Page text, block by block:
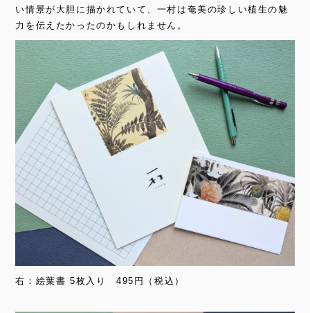
い情景が大胆に描かれていて、一村は奄美の珍しい植生の魅
力を伝えたかったのかもしれません。
右：絵葉書 5枚入り 495円（税込）